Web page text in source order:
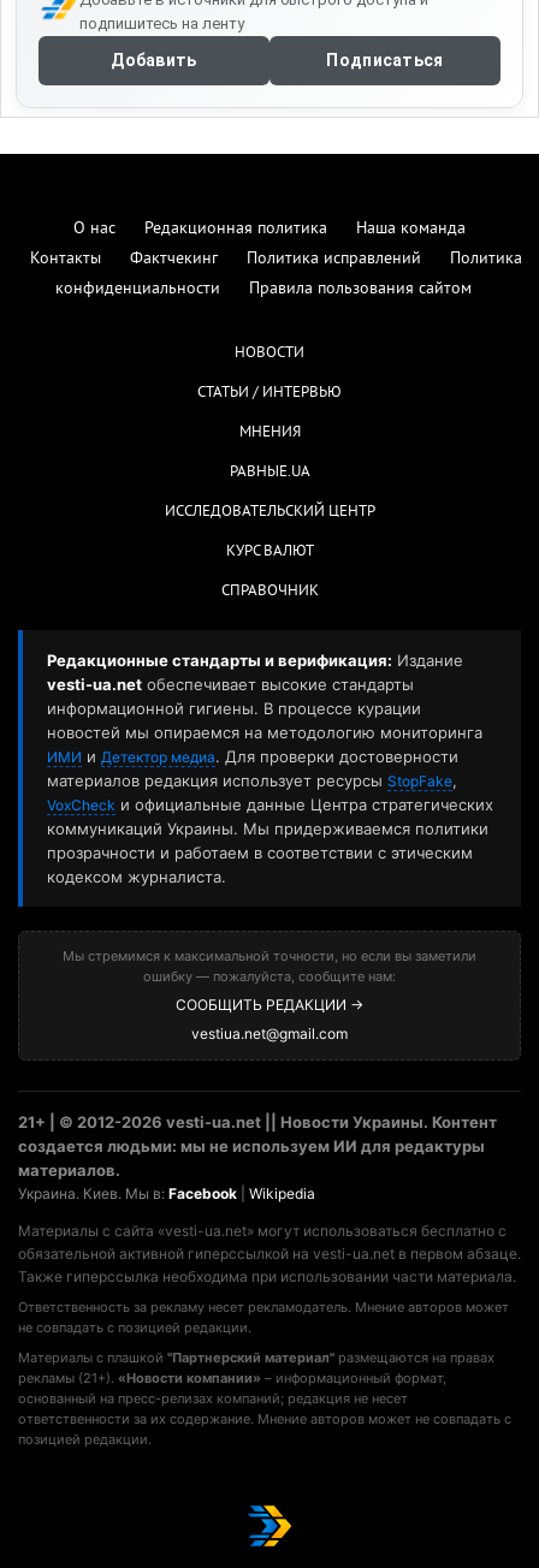
подпишитесь на ленту
Добавить Подписаться
О нас Редакционная политика
Наша команда
Контакты
Фактчекинг Политика исправлений
Политика
конфиденциальности
Правила пользования сайтом
НОВОСТИ
СТАТЬИ / ИНТЕРВЬЮ
МНЕНИЯ
РАВНЫЕ.UA
ИССЛЕДОВАТЕЛЬСКИЙ ЦЕНТР
КУРС ВАЛЮТ
СПРАВОЧНИК
Редакционные стандарты и верификация: Издание
vesti-ua.net обеспечивает высокие стандарты
информационной гигиены. В процессе курации
новостей мы опираемся на методологию мониторинга
ИМИ и Детектор медиа. Для проверки достоверности
материалов редакция использует ресурсы StopFake,
VoxCheck и официальные данные Центра стратегических
коммуникаций Украины. Мы придерживаемся политики
прозрачности и работаем в соответствии с этическим
кодексом журналиста.
Мы стремимся к максимальной точности, но если вы заметили
ошибку — пожалуйста, сообщите нам:
СООБЩИТЬ РЕДАКЦИИ →
vestiua.net@gmail.com
21+ | © 2012-2026 vesti-ua.net || Новости Украины. Контент
создается людьми: мы не используем ИИ для редактуры
материалов.
Украина. Киев. Мы в: Facebook Wikipedia
Материалы с сайта «vesti-ua.net» могут использоваться бесплатно с
обязательной активной гиперссылкой на vesti-ua.net в первом абзаце.
Также гиперссылка необходима при использовании части материала.
Ответственность за рекламу несет рекламодатель. Мнение авторов может
не совпадать с позицией редакции.
Материалы с плашкой "Партнерский материал" размещаются на правах
рекламы (21+). «Новости компании» – информационный формат,
основанный на пресс-релизах компаний; редакция не несет
ответственности за их содержание. Мнение авторов может не совпадать с
позицией редакции.